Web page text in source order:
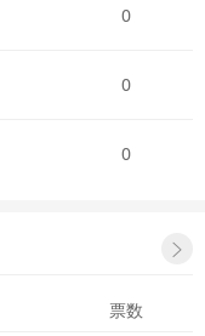
0
0
0

票数